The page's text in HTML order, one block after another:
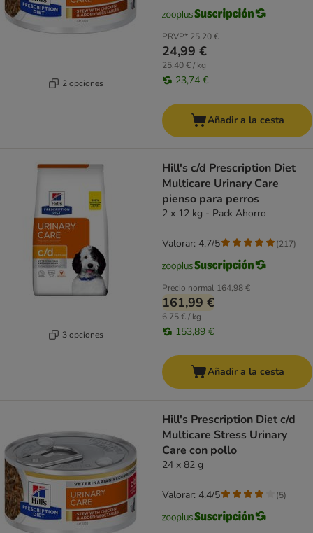
2 opciones
PRVP* 25,20 €
24,99 €
25,40 € / kg
23,74 €
Añadir a la cesta
3 opciones
Hill's c/d Prescription Diet
Multicare Urinary Care
pienso para perros
2 x 12 kg - Pack Ahorro
Precio normal 164,98 €
161,99 €
6,75 € / kg
153,89 €
Valorar: 4.7/5 (217)
Añadir a la cesta
Hill's Prescription Diet c/d
Multicare Stress Urinary
Care con pollo
24 x 82 g
Valorar: 4.4/5 (5)